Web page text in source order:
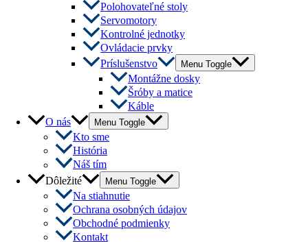
Polohovateľné stoly
Servomotory
Kontrolné jednotky
Ovládacie prvky
Príslušenstvo
Menu Toggle
Montážne dosky
Šróby a matice
Káble
O nás
Menu Toggle
Kto sme
História
Náš tím
Dôležité
Menu Toggle
Na stiahnutie
Ochrana osobných údajov
Obchodné podmienky
Kontakt